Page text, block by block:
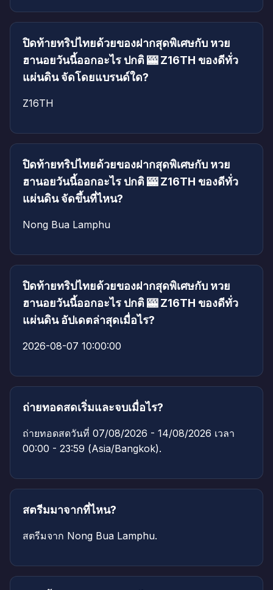
ปิดท้ายทริปไทยด้วยของฝากสุดพิเศษกับ หวย
ฮานอยวันนี้ออกอะไร ปกติ 🎰 Z16TH ของดีทั่ว
แผ่นดิน จัดโดยแบรนด์ใด?
Z16TH
ปิดท้ายทริปไทยด้วยของฝากสุดพิเศษกับ หวย
ฮานอยวันนี้ออกอะไร ปกติ 🎰 Z16TH ของดีทั่ว
แผ่นดิน จัดขึ้นที่ไหน?
Nong Bua Lamphu
ปิดท้ายทริปไทยด้วยของฝากสุดพิเศษกับ หวย
ฮานอยวันนี้ออกอะไร ปกติ 🎰 Z16TH ของดีทั่ว
แผ่นดิน อัปเดตล่าสุดเมื่อไร?
2026-08-07 10:00:00
ถ่ายทอดสดเริ่มและจบเมื่อไร?
ถ่ายทอดสดวันที่ 07/08/2026 - 14/08/2026 เวลา
00:00 - 23:59 (Asia/Bangkok).
สตรีมมาจากที่ไหน?
สตรีมจาก Nong Bua Lamphu.